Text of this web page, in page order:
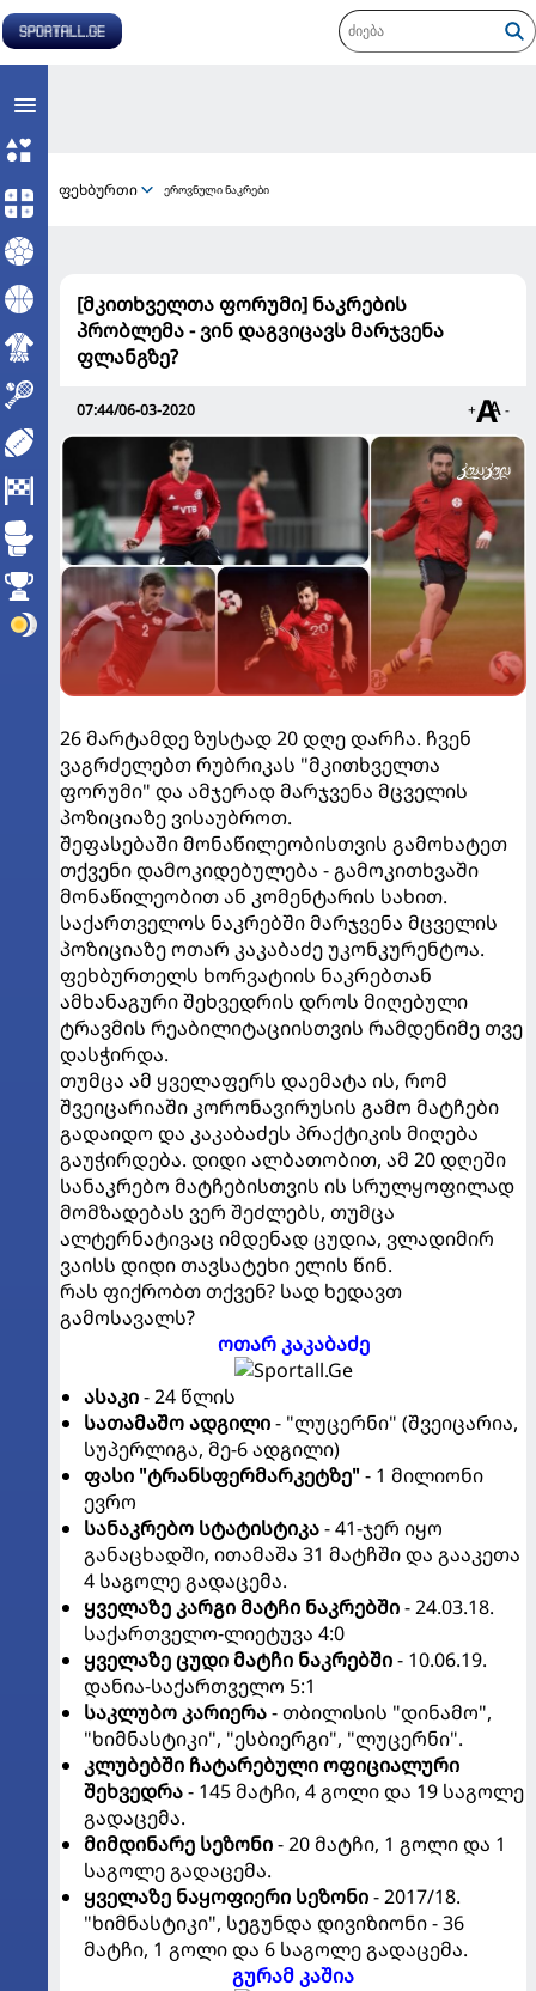
ფეხბურთი ეროვნული ნაკრები
[მკითხველთა ფორუმი] ნაკრების
პრობლემა - ვინ დაგვიცავს მარჯვენა
ფლანგზე?
07:44/06-03-2020 + -
26 მარტამდე ზუსტად 20 დღე დარჩა. ჩვენ
ვაგრძელებთ რუბრიკას "მკითხველთა
ფორუმი" და ამჯერად მარჯვენა მცველის
პოზიციაზე ვისაუბროთ.
შეფასებაში მონაწილეობისთვის გამოხატეთ
თქვენი დამოკიდებულება - გამოკითხვაში
მონაწილეობით ან კომენტარის სახით.
საქართველოს ნაკრებში მარჯვენა მცველის
პოზიციაზე ოთარ კაკაბაძე უკონკურენტოა.
ფეხბურთელს ხორვატიის ნაკრებთან
ამხანაგური შეხვედრის დროს მიღებული
ტრავმის რეაბილიტაციისთვის რამდენიმე თვე
დასჭირდა.
თუმცა ამ ყველაფერს დაემატა ის, რომ
შვეიცარიაში კორონავირუსის გამო მატჩები
გადაიდო და კაკაბაძეს პრაქტიკის მიღება
გაუჭირდება. დიდი ალბათობით, ამ 20 დღეში
სანაკრებო მატჩებისთვის ის სრულყოფილად
მომზადებას ვერ შეძლებს, თუმცა
ალტერნატივაც იმდენად ცუდია, ვლადიმირ
ვაისს დიდი თავსატეხი ელის წინ.
რას ფიქრობთ თქვენ? სად ხედავთ
გამოსავალს?
ოთარ კაკაბაძე
ასაკი- 24 წლის
სათამაშო ადგილი- "ლუცერნი" (შვეიცარია,
სუპერლიგა, მე-6 ადგილი)
ფასი "ტრანსფერმარკეტზე"- 1 მილიონი
ევრო
სანაკრებო სტატისტიკა- 41-ჯერ იყო
განაცხადში, ითამაშა 31 მატჩში და გააკეთა
4 საგოლე გადაცემა.
ყველაზე კარგი მატჩი ნაკრებში- 24.03.18.
საქართველო-ლიეტუვა 4:0
ყველაზე ცუდი მატჩი ნაკრებში- 10.06.19.
დანია-საქართველო 5:1
საკლუბო კარიერა- თბილისის "დინამო",
"ხიმნასტიკი", "ესბიერგი", "ლუცერნი".
კლუბებში ჩატარებული ოფიციალური
შეხვედრა- 145 მატჩი, 4 გოლი და 19 საგოლე
გადაცემა.
მიმდინარე სეზონი- 20 მატჩი, 1 გოლი და 1
საგოლე გადაცემა.
ყველაზე ნაყოფიერი სეზონი- 2017/18.
"ხიმნასტიკი", სეგუნდა დივიზიონი - 36
მატჩი, 1 გოლი და 6 საგოლე გადაცემა.
გურამ კაშია